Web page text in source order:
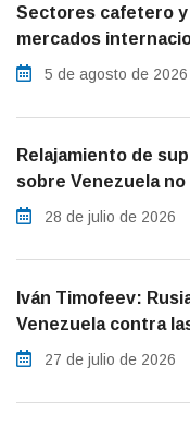
Sectores cafetero y
mercados
5 de agosto de 2026
Relajamiento de
sobre Venezuela
28 de julio de 2026
Iván Timofeev:
Venezuela contra
27 de julio de 2026